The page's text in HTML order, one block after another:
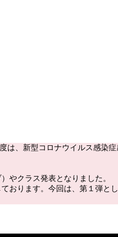
は、新型コロナウイルス感染
やクラス発表となりました。
ります。今回は、第１弾と